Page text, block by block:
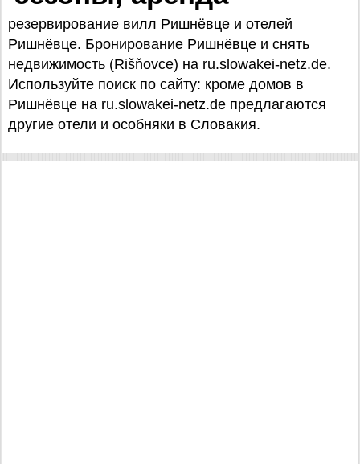
резервирование вилл Ришнёвце и отелей
Ришнёвце. Бронирование Ришнёвце и снять
недвижимость (Rišňovce) на ru.slowakei-netz.de.
Используйте поиск по сайту: кроме домов в
Ришнёвце на ru.slowakei-netz.de предлагаются
другие отели и особняки в Словакия.